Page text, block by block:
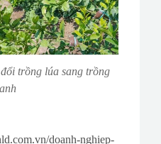
trồng lúa sang trồng
doanh-nghiep-